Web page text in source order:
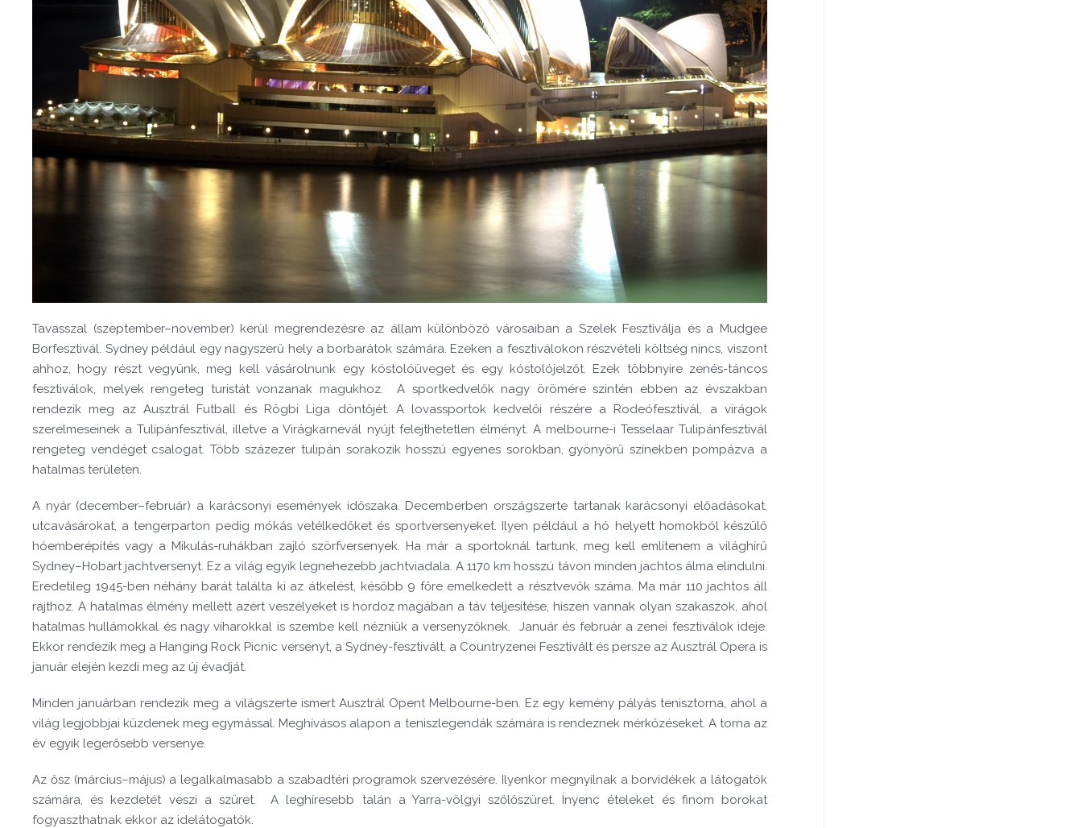
Tavasszal (szeptember–november) kerül megrendezésre az állam különböző városaiban a Szelek Fesztiválja és a Mudgee
Borfesztivál. Sydney például egy nagyszerű hely a borbarátok számára. Ezeken a fesztiválokon részvételi költség nincs, viszont
ahhoz, hogy részt vegyünk, meg kell vásárolnunk egy kóstolóüveget és egy kóstolójelzőt. Ezek többnyire zenés-táncos
fesztiválok, melyek rengeteg turistát vonzanak magukhoz. A sportkedvelők nagy örömére szintén ebben az évszakban
rendezik meg az Ausztrál Futball és Rögbi Liga döntőjét. A lovassportok kedvelői részére a Rodeófesztivál, a virágok
szerelmeseinek a Tulipánfesztivál, illetve a Virágkarnevál nyújt felejthetetlen élményt. A melbourne-i Tesselaar Tulipánfesztivál
rengeteg vendéget csalogat. Több százezer tulipán sorakozik hosszú egyenes sorokban, gyönyörű színekben pompázva a
hatalmas területen.
A nyár (december–február) a karácsonyi események időszaka. Decemberben országszerte tartanak karácsonyi előadásokat,
utcavásárokat, a tengerparton pedig mókás vetélkedőket és sportversenyeket. Ilyen például a hó helyett homokból készülő
hóemberépítés vagy a Mikulás-ruhákban zajló szörfversenyek. Ha már a sportoknál tartunk, meg kell említenem a világhírű
Sydney–Hobart jachtversenyt. Ez a világ egyik legnehezebb jachtviadala. A 1170 km hosszú távon minden jachtos álma elindulni.
Eredetileg 1945-ben néhány barát találta ki az átkelést, később 9 főre emelkedett a résztvevők száma. Ma már 110 jachtos áll
rajthoz. A hatalmas élmény mellett azért veszélyeket is hordoz magában a táv teljesítése, hiszen vannak olyan szakaszok, ahol
hatalmas hullámokkal és nagy viharokkal is szembe kell nézniük a versenyzőknek. Január és február a zenei fesztiválok ideje.
Ekkor rendezik meg a Hanging Rock Picnic versenyt, a Sydney-fesztivált, a Countryzenei Fesztivált és persze az Ausztrál Opera is
január elején kezdi meg az új évadját.
Minden januárban rendezik meg a világszerte ismert Ausztrál Opent Melbourne-ben. Ez egy kemény pályás tenisztorna, ahol a
világ legjobbjai küzdenek meg egymással. Meghívásos alapon a teniszlegendák számára is rendeznek mérkőzéseket. A torna az
év egyik legerősebb versenye.
Az ősz (március–május) a legalkalmasabb a szabadtéri programok szervezésére. Ilyenkor megnyílnak a borvidékek a látogatók
számára, és kezdetét veszi a szüret. A leghíresebb talán a Yarra-völgyi szőlőszüret. Ínyenc ételeket és finom borokat
fogyaszthatnak ekkor az idelátogatók.